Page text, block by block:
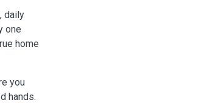
daily
one
home
you
hands.